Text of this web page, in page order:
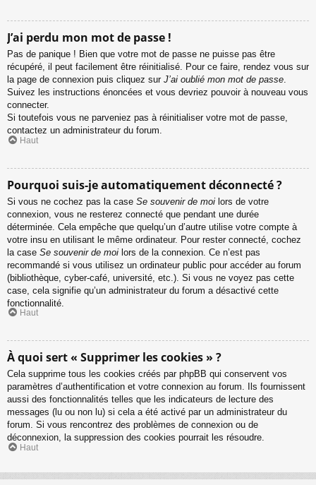
J’ai perdu mon mot de passe !
Pas de panique ! Bien que votre mot de passe ne puisse pas être
récupéré, il peut facilement être réinitialisé. Pour ce faire, rendez vous sur
la page de connexion puis cliquez sur J’ai oublié mon mot de passe.
Suivez les instructions énoncées et vous devriez pouvoir à nouveau vous
connecter.
Si toutefois vous ne parveniez pas à réinitialiser votre mot de passe,
contactez un administrateur du forum.
Haut
Pourquoi suis-je automatiquement déconnecté ?
Si vous ne cochez pas la case Se souvenir de moi lors de votre
connexion, vous ne resterez connecté que pendant une durée
déterminée. Cela empêche que quelqu’un d’autre utilise votre compte à
votre insu en utilisant le même ordinateur. Pour rester connecté, cochez
la case Se souvenir de moi lors de la connexion. Ce n’est pas
recommandé si vous utilisez un ordinateur public pour accéder au forum
(bibliothèque, cyber-café, université, etc.). Si vous ne voyez pas cette
case, cela signifie qu’un administrateur du forum a désactivé cette
fonctionnalité.
Haut
À quoi sert « Supprimer les cookies » ?
Cela supprime tous les cookies créés par phpBB qui conservent vos
paramètres d’authentification et votre connexion au forum. Ils fournissent
aussi des fonctionnalités telles que les indicateurs de lecture des
messages (lu ou non lu) si cela a été activé par un administrateur du
forum. Si vous rencontrez des problèmes de connexion ou de
déconnexion, la suppression des cookies pourrait les résoudre.
Haut